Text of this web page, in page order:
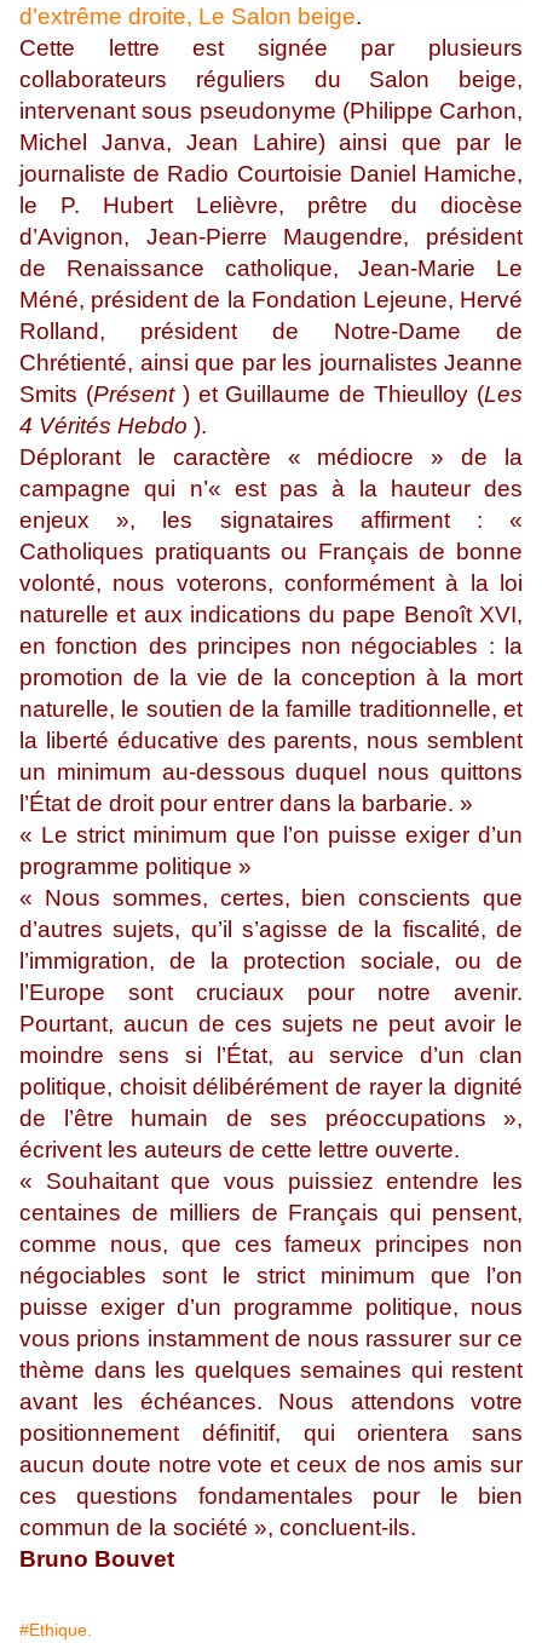
d’extrême droite, Le Salon beige.
Cette lettre est signée par plusieurs
collaborateurs réguliers du Salon beige,
intervenant sous pseudonyme (Philippe Carhon,
Michel Janva, Jean Lahire) ainsi que par le
journaliste de Radio Courtoisie Daniel Hamiche,
le P. Hubert Lelièvre, prêtre du diocèse
d’Avignon, Jean-Pierre Maugendre, président
de Renaissance catholique, Jean-Marie Le
Méné, président de la Fondation Lejeune, Hervé
Rolland, président de Notre-Dame de
Chrétienté, ainsi que par les journalistes Jeanne
Smits (Présent) et Guillaume de Thieulloy (Les
4 Vérités Hebdo ).
Déplorant le caractère « médiocre » de la
campagne qui n’« est pas à la hauteur des
enjeux », les signataires affirment : «
Catholiques pratiquants ou Français de bonne
volonté, nous voterons, conformément à la loi
naturelle et aux indications du pape Benoît XVI,
en fonction des principes non négociables : la
promotion de la vie de la conception à la mort
naturelle, le soutien de la famille traditionnelle, et
la liberté éducative des parents, nous semblent
un minimum au-dessous duquel nous quittons
l’État de droit pour entrer dans la barbarie. »
« Le strict minimum que l’on puisse exiger d’un
programme politique »
« Nous sommes, certes, bien conscients que
d’autres sujets, qu’il s’agisse de la fiscalité, de
l’immigration, de la protection sociale, ou de
l’Europe sont cruciaux pour notre avenir.
Pourtant, aucun de ces sujets ne peut avoir le
moindre sens si l’État, au service d’un clan
politique, choisit délibérément de rayer la dignité
de l’être humain de ses préoccupations »,
écrivent les auteurs de cette lettre ouverte.
« Souhaitant que vous puissiez entendre les
centaines de milliers de Français qui pensent,
comme nous, que ces fameux principes non
négociables sont le strict minimum que l’on
puisse exiger d’un programme politique, nous
vous prions instamment de nous rassurer sur ce
thème dans les quelques semaines qui restent
avant les échéances. Nous attendons votre
positionnement définitif, qui orientera sans
aucun doute notre vote et ceux de nos amis sur
ces questions fondamentales pour le bien
commun de la société », concluent-ils.
Bruno Bouvet
#Ethique.